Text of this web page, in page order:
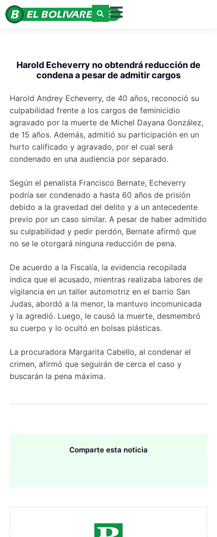
Harold Echeverry no obtendrá reducción de
condena a pesar de admitir cargos
Harold Andrey Echeverry, de 40 años, reconoció su
culpabilidad frente a los cargos de feminicidio
agravado por la muerte de Michel Dayana González,
de 15 años. Además, admitió su participación en un
hurto calificado y agravado, por el cual será
condenado en una audiencia por separado.
Según el penalista Francisco Bernate, Echeverry
podría ser condenado a hasta 60 años de prisión
debido a la gravedad del delito y a un antecedente
previo por un caso similar. A pesar de haber admitido
su culpabilidad y pedir perdón, Bernate afirmó que
no se le otorgará ninguna reducción de pena.
De acuerdo a la Fiscalía, la evidencia recopilada
indica que el acusado, mientras realizaba labores de
vigilancia en un taller automotriz en el barrio San
Judas, abordó a la menor, la mantuvo incomunicada
y la agredió. Luego, le causó la muerte, desmembró
su cuerpo y lo ocultó en bolsas plásticas.
La procuradora Margarita Cabello, al condenar el
crimen, afirmó que seguirán de cerca el caso y
buscarán la pena máxima.
Comparte esta noticia